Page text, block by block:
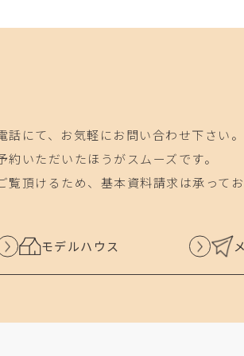
にて、お気軽にお問い合わせ下さい。
いただいたほうがスムーズです。
頂けるため、基本資料請求は承ってお
モデルハウス